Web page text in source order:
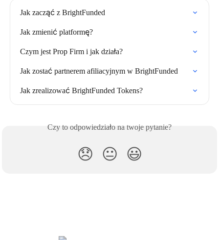
Jak zacząć z BrightFunded
Jak zmienić platformę?
Czym jest Prop Firm i jak działa?
Jak zostać partnerem afiliacyjnym w BrightFunded
Jak zrealizować BrightFunded Tokens?
Czy to odpowiedziało na twoje pytanie?
😞 😐 😃